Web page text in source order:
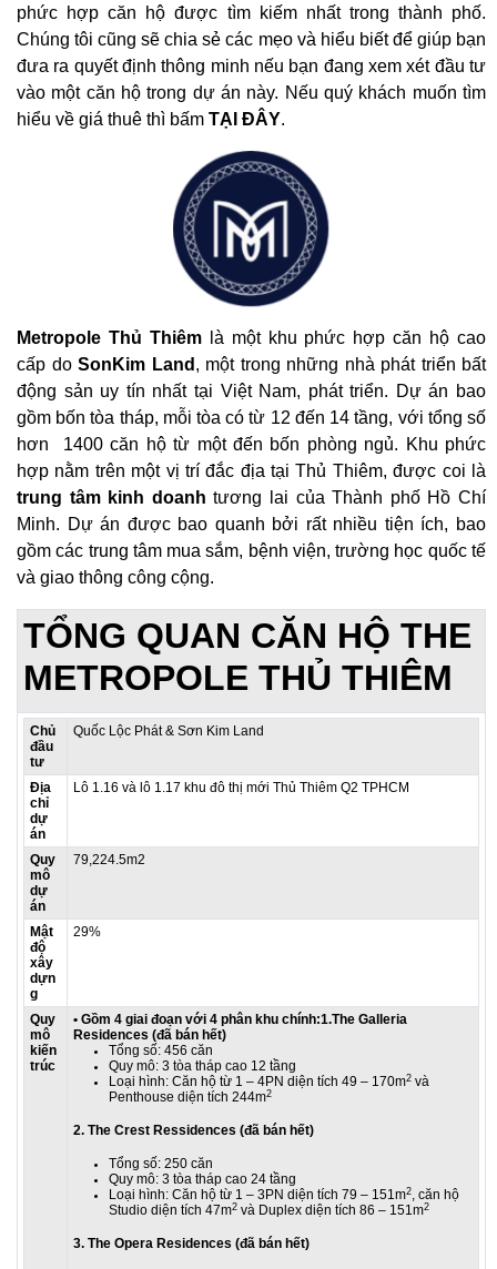
phức hợp căn hộ được tìm kiếm nhất trong thành phố.
Chúng tôi cũng sẽ chia sẻ các mẹo và hiểu biết để giúp bạn
đưa ra quyết định thông minh nếu bạn đang xem xét đầu tư
vào một căn hộ trong dự án này. Nếu quý khách muốn tìm
hiểu về giá thuê thì bấm TẠI ĐÂY.
Metropole Thủ Thiêmlà một khu phức hợp căn hộ cao
cấp do SonKim Land , một trong những nhà phát triển bất
động sản uy tín nhất tại Việt Nam, phát triển. Dự án bao
gồm bốn tòa tháp, mỗi tòa có từ 12 đến 14 tầng, với tổng số
hơn 1400 căn hộ từ một đến bốn phòng ngủ. Khu phức
hợp nằm trên một vị trí đắc địa tại Thủ Thiêm, được coi là
trung tâm kinh doanh tương lai của Thành phố Hồ Chí
Minh. Dự án được bao quanh bởi rất nhiều tiện ích, bao
gồm các trung tâm mua sắm, bệnh viện, trường học quốc tế
và giao thông công cộng.
TỔNG QUAN CĂN HỘ THE
METROPOLE THỦ THIÊM
Chủ
đầu
tư
Quốc Lộc Phát & Sơn Kim Land
Địa
chỉ
dự
án
Lô 1.16 và lô 1.17 khu đô thị mới Thủ Thiêm Q2 TPHCM
Quy
mô
dự
án
79,224.5m2
Mật
độ
xây
dựn
g
29%
Quy
mô
kiến
trúc
• Gồm 4 giai đoạn với 4 phân khu chính:1.The Galleria
Residences (đã bán hết)
Tổng số: 456 căn
Quy mô: 3 tòa tháp cao 12 tầng
Loại hình: Căn hộ từ 1 – 4PN diện tích 49 – 170m2và
Penthouse diện tích 244m2
2. The Crest Ressidences (đã bán hết)
Tổng số: 250 căn
Quy mô: 3 tòa tháp cao 24 tầng
Loại hình: Căn hộ từ 1 – 3PN diện tích 79 – 151m2, căn hộ
Studio diện tích 47m2và Duplex diện tích 86 – 151m2
3. The Opera Residences (đã bán hết)